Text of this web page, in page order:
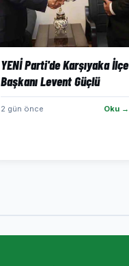
YENİ Parti'de Karşıyaka İlçe
Başkanı Levent Güçlü
2 gün önce Oku →